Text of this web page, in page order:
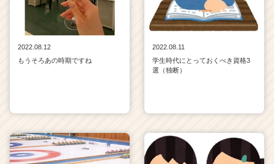
2022.08.12
もうそろあの時期ですね
2022.08.11
学生時代にとっておくべき資格3
選（独断）